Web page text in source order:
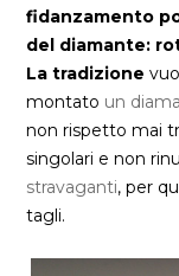
fidanzamento
del diamante:
La tradizione
montato un
non rispetto mai
singolari e non
stravaganti, per
tagli.